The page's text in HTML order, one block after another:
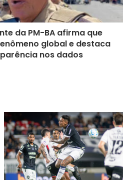
da PM-BA afirma que
global e destaca
nos dados